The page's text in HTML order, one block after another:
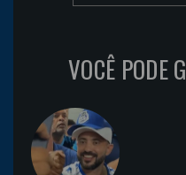
VOCÊ PODE